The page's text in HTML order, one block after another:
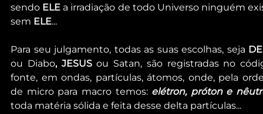
sendo ELE a irradiação de todo Universo ninguém
sem ELE...
Para seu julgamento, todas as suas escolhas, seja
ou Diabo, JESUS ou Satan, são registradas no
fonte, em ondas, partículas, átomos, onde, pela
de micro para macro temos: elétron, próton e
toda matéria sólida e feita desse delta partículas...